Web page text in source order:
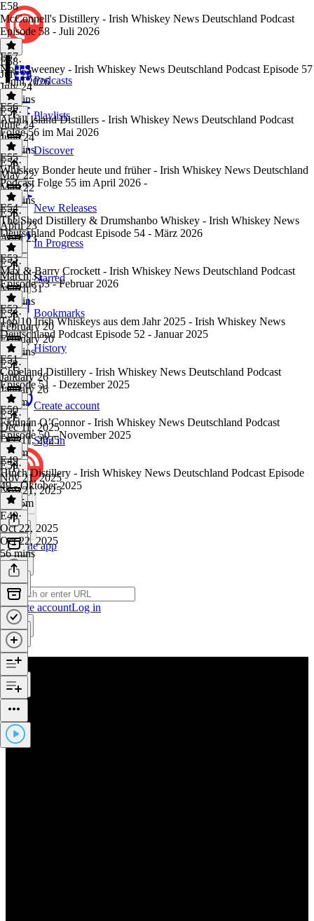
Podcasts
Playlists
Discover
New Releases
In Progress
Starred
Bookmarks
History
Create account
Sign in
Get the app
Create accountLog in
E58
McConnell's Distillery - Irish Whiskey News Deutschland Podcast
Episode 58 - Juli 2026
E58·
July 24
July 24
53 mins
E57
Noel Sweeney - Irish Whiskey News Deutschland Podcast Episode 57
- Juni 2026
E57·
June 24
June 24
59 mins
E56
Achill Island Distillers - Irish Whiskey News Deutschland Podcast
Folge 56 im Mai 2026
E56·
May 22
May 22
52 mins
E55
Whiskey Bonder heute und früher - Irish Whiskey News Deutschland
Podcast Folge 55 im April 2026 -
E55·
April 23
April 23
1 hr
E54
The Shed Distillery & Drumshanbo Whiskey - Irish Whiskey News
Deutschland Podcast Episode 54 - März 2026
E54·
March 31
March 31
58 mins
E53
Max & Barry Crockett - Irish Whiskey News Deutschland Podcast
Episode 53 - Februar 2026
E53·
February 20
February 20
45 mins
E52
Top 10 Irish Whiskeys aus dem Jahr 2025 - Irish Whiskey News
Deutschland Podcast Episode 52 - Januar 2025
E52·
January 26
January 26
1h 8m
E51
Copeland Distillery - Irish Whiskey News Deutschland Podcast
Episode 51 - Dezember 2025
E51·
Dec 11, 2025
Dec 11, 2025
1h 3m
E50
Fionnán O’Connor - Irish Whiskey News Deutschland Podcast
Episode 50 - November 2025
E50·
Nov 21, 2025
Nov 21, 2025
1h 15m
E49
Hinch Distillery - Irish Whiskey News Deutschland Podcast Episode
49 - Oktober 2025
E49·
Oct 22, 2025
Oct 22, 2025
56 mins